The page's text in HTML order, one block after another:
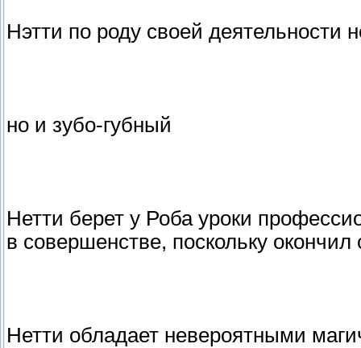
Нэтти по роду своей деятельности
но и зубо-губный
Нетти берет у Роба уроки
в совершенстве, поскольку
Нетти обладает невероятными